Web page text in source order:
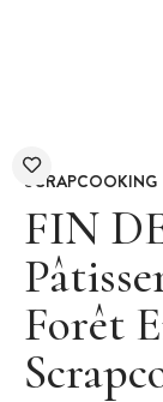
SCRAPCOOKING
FIN
Forêt